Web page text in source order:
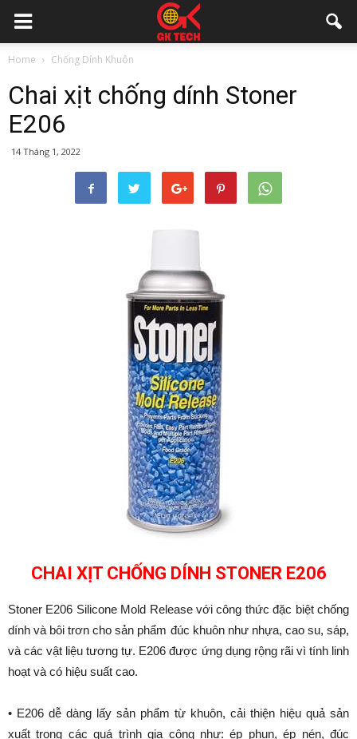
Home Chống Dính Khuôn
Chai xịt chống dính Stoner
E206
14 Tháng 1, 2022
CHAI XỊT CHỐNG DÍNH STONER E206
Stoner E206 Silicone Mold Release với công thức đặc biệt chống
dính và bôi trơn cho sản phẩm đúc khuôn như nhựa, cao su, sáp,
và các vật liệu tương tự. E206 được ứng dụng rộng rãi vì tính linh
hoạt và có hiệu suất cao.
• E206 dễ dàng lấy sản phẩm từ khuôn, cải thiện hiệu quả sản
xuất trong các quá trình gia công như: ép phun, ép nén, đúc